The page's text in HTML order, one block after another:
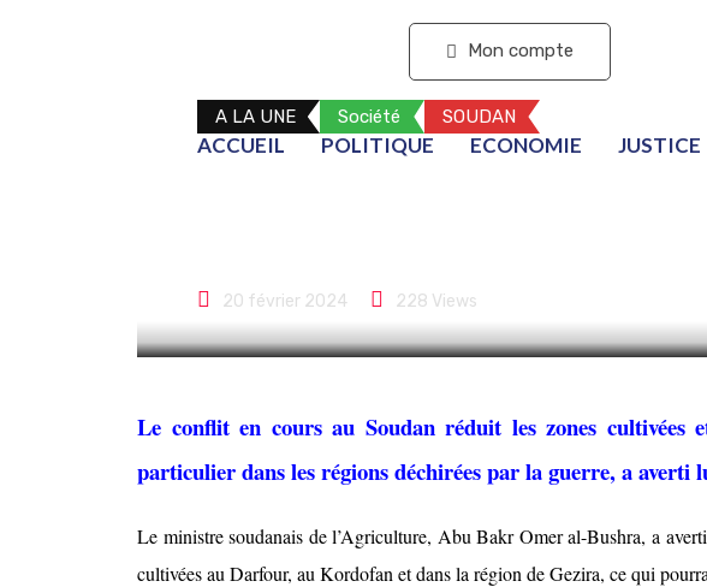
Mon compte
ACCUEIL POLITIQUE ECONOMIE JUSTICE
A LA UNE Société SOUDAN
20 février 2024 228 Views
Le conflit en cours au Soudan réduit les zones cultivées
particulier dans les régions déchirées par la guerre, a averti
Le ministre soudanais de l’Agriculture, Abu Bakr Omer al-Bushra, a
cultivées au Darfour, au Kordofan et dans la région de Gezira, ce qui